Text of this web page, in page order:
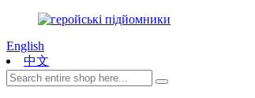
English
中文